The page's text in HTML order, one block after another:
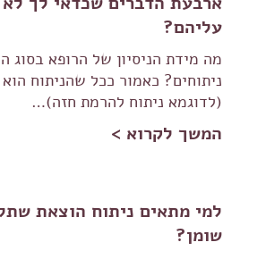
עליהם?
מה מידת הניסיון של הרופא בסוג
ניתוחים? כאמור ככל שהניתוח
(לדוגמא ניתוח להרמת חזה)…
המשך לקרוא >
למי מתאים ניתוח הוצאת
שומן?